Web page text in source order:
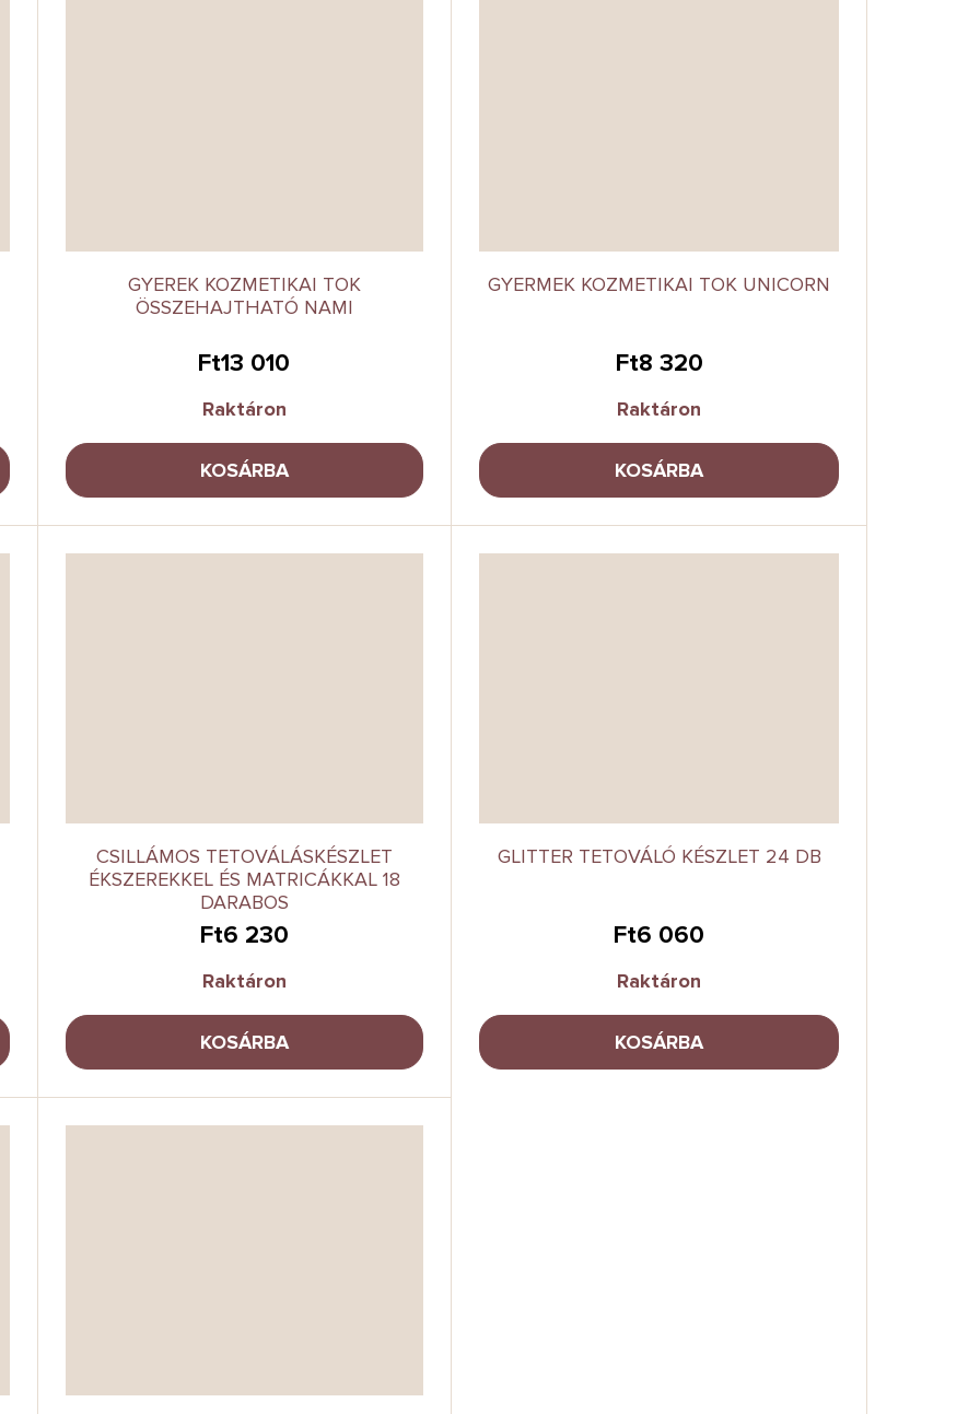
GYEREK KOZMETIKAI TOK
ÖSSZEHAJTHATÓ NAMI
Ft13 010
Raktáron
KOSÁRBA
GYERMEK KOZMETIKAI TOK UNICORN
Ft8 320
Raktáron
KOSÁRBA
CSILLÁMOS TETOVÁLÁSKÉSZLET
ÉKSZEREKKEL ÉS MATRICÁKKAL 18
DARABOS
Ft6 230
Raktáron
KOSÁRBA
GLITTER TETOVÁLÓ KÉSZLET 24 DB
Ft6 060
Raktáron
KOSÁRBA